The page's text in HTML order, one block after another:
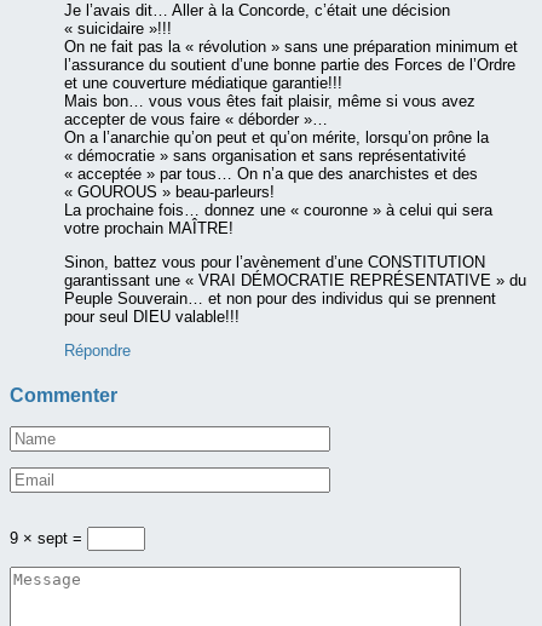
Je l’avais dit… Aller à la Concorde, c’était une décision
« suicidaire »!!!
On ne fait pas la « révolution » sans une préparation minimum et
l’assurance du soutient d’une bonne partie des Forces de l’Ordre
et une couverture médiatique garantie!!!
Mais bon… vous vous êtes fait plaisir, même si vous avez
accepter de vous faire « déborder »…
On a l’anarchie qu’on peut et qu’on mérite, lorsqu’on prône la
« démocratie » sans organisation et sans représentativité
« acceptée » par tous… On n’a que des anarchistes et des
« GOUROUS » beau-parleurs!
La prochaine fois… donnez une « couronne » à celui qui sera
votre prochain MAÎTRE!
Sinon, battez vous pour l’avènement d’une CONSTITUTION
garantissant une « VRAI DÉMOCRATIE REPRÉSENTATIVE » du
Peuple Souverain… et non pour des individus qui se prennent
pour seul DIEU valable!!!
Répondre
Commenter
9 × sept =